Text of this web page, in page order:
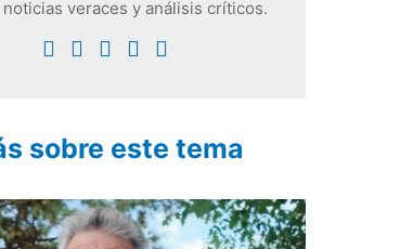
veraces y análisis críticos.
sobre este tema